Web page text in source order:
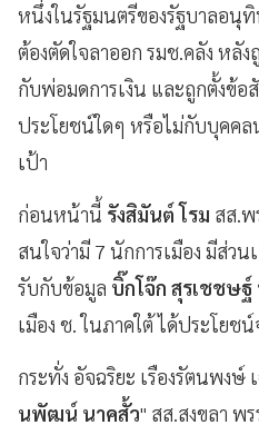
หนึ่งในรัฐมนตรีของรัฐบาลอนุทิ
ต้องตัดใจลาออก รมช.คลัง หลัง
กับพ่อมดการเงิน และถูกตั้งข้อ
ประโยชน์ใดๆ หรือไม่กับบุคคล
เป้า
ก่อนหน้านี้ รังสิมันต์ โรม สส.พ
สนใจว่ามี 7 นักการเมือง มีส่ว
รับกับข้อมูล บิ๊กโจ๊ก สุรเชชษ
เมือง ช. ในภาคใต้ ได้ประโยช
กระทั่ง อัจฉริยะ เรืองรัตนพงษ์
นพัฒน์ นาคสั้ว" สส.สงขลา พ